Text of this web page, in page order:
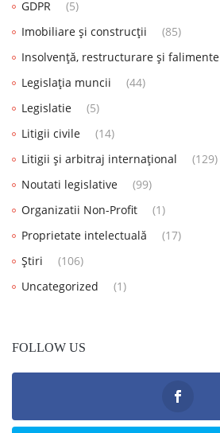
GDPR
(5)
Imobiliare și construcții
(85)
Insolvență, restructurare și falimente
Legislația muncii
(44)
Legislatie
(5)
Litigii civile
(14)
Litigii și arbitraj internațional
(129)
Noutati legislative
(99)
Organizatii Non-Profit
(1)
Proprietate intelectuală
(17)
Știri
(106)
Uncategorized
(1)
FOLLOW US